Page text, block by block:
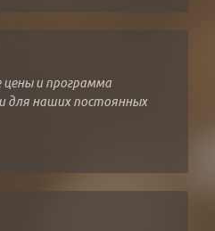
и программа
для наших постоянных